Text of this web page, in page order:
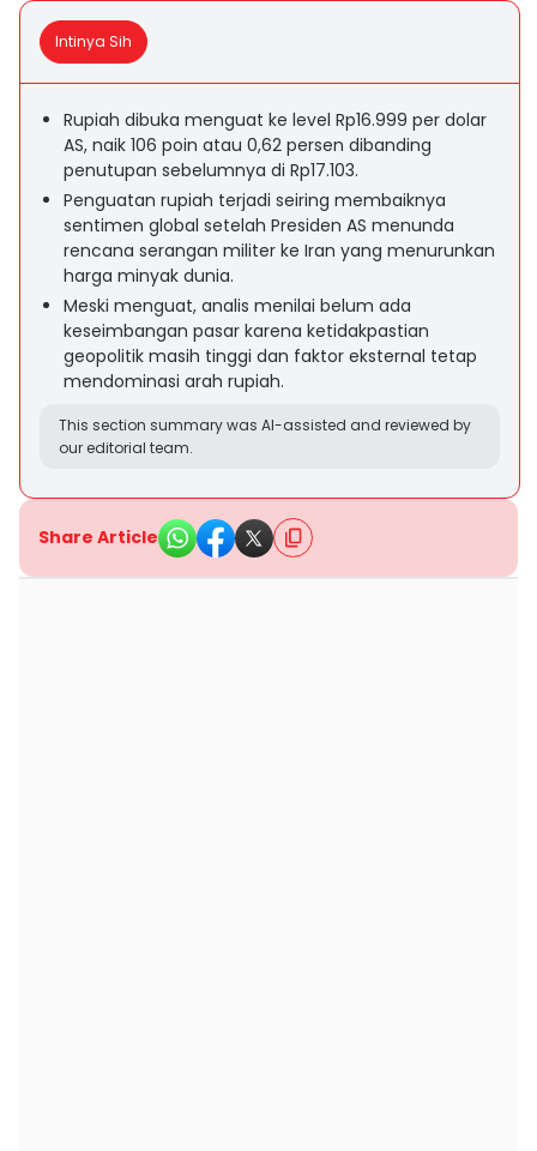
Intinya Sih
Rupiah dibuka menguat ke level Rp16.999 per dolar
AS, naik 106 poin atau 0,62 persen dibanding
penutupan sebelumnya di Rp17.103.
Penguatan rupiah terjadi seiring membaiknya
sentimen global setelah Presiden AS menunda
rencana serangan militer ke Iran yang menurunkan
harga minyak dunia.
Meski menguat, analis menilai belum ada
keseimbangan pasar karena ketidakpastian
geopolitik masih tinggi dan faktor eksternal tetap
mendominasi arah rupiah.
This section summary was AI-assisted and reviewed by
our editorial team.
Share Article